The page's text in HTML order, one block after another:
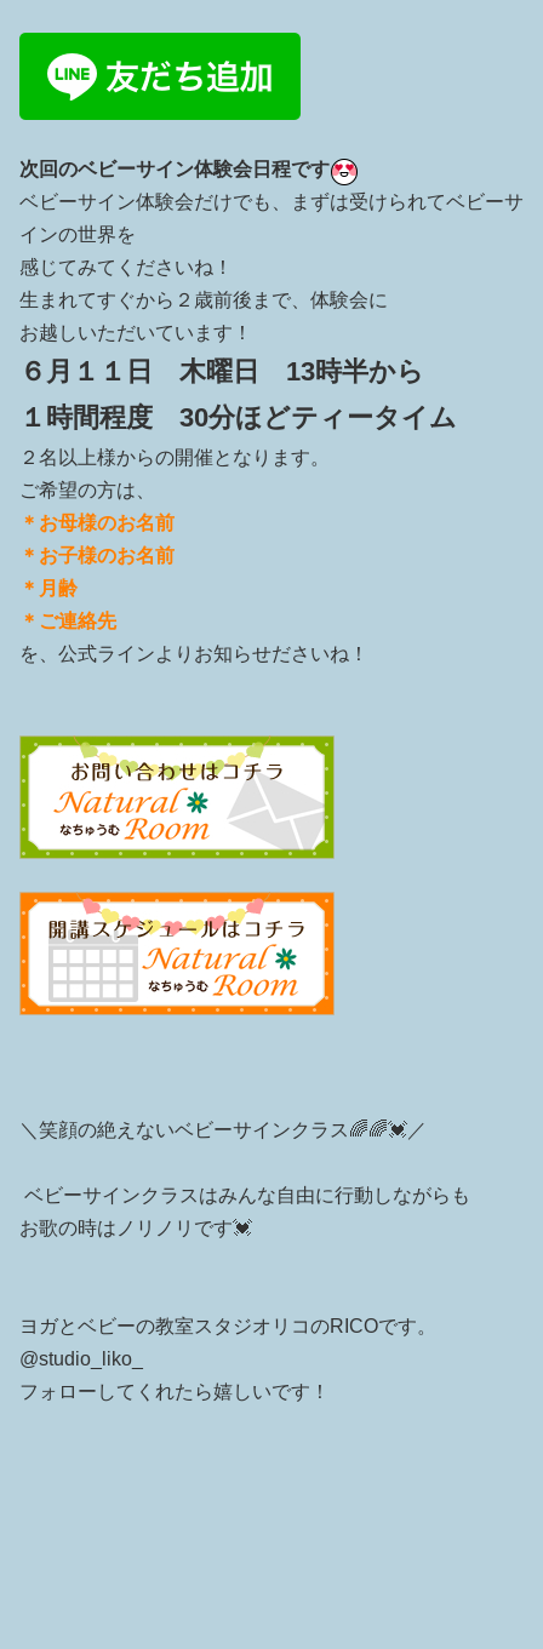
次回のベビーサイン体験会日程です
ベビーサイン体験会だけでも、まずは受けられてベビーサ
インの世界を
感じてみてくださいね！
生まれてすぐから２歳前後まで、体験会に
お越しいただいています！
６月１１日 木曜日 13時半から
１時間程度 30分ほどティータイム
２名以上様からの開催となります。
ご希望の方は、
＊お母様のお名前
＊お子様のお名前
＊月齢
＊ご連絡先
を、公式ラインよりお知らせださいね！
＼笑顔の絶えないベビーサインクラス🌈🌈💓／
⁡ ベビーサインクラスはみんな自由に行動しながらも
お歌の時はノリノリです💓
ヨガとベビーの教室スタジオリコのRICOです。
@studio_liko_
フォローしてくれたら嬉しいです！